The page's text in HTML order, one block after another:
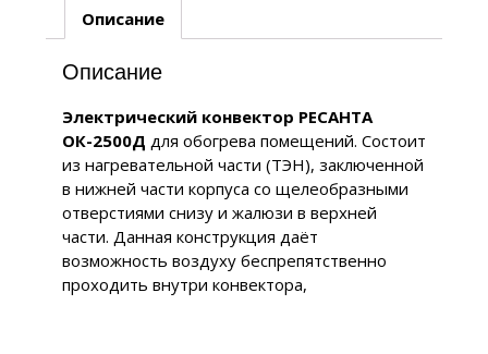
Описание
Описание
Электрический конвектор РЕСАНТА
ОК-2500Д для обогрева помещений. Состоит
из нагревательной части (ТЭН), заключенной
в нижней части корпуса со щелеобразными
отверстиями снизу и жалюзи в верхней
части. Данная конструкция даёт
возможность воздуху беспрепятственно
проходить внутри конвектора,